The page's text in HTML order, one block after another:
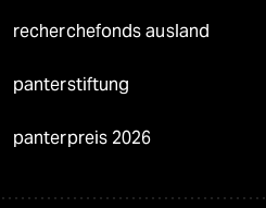
recherchefonds ausland
panterstiftung
panterpreis 2026